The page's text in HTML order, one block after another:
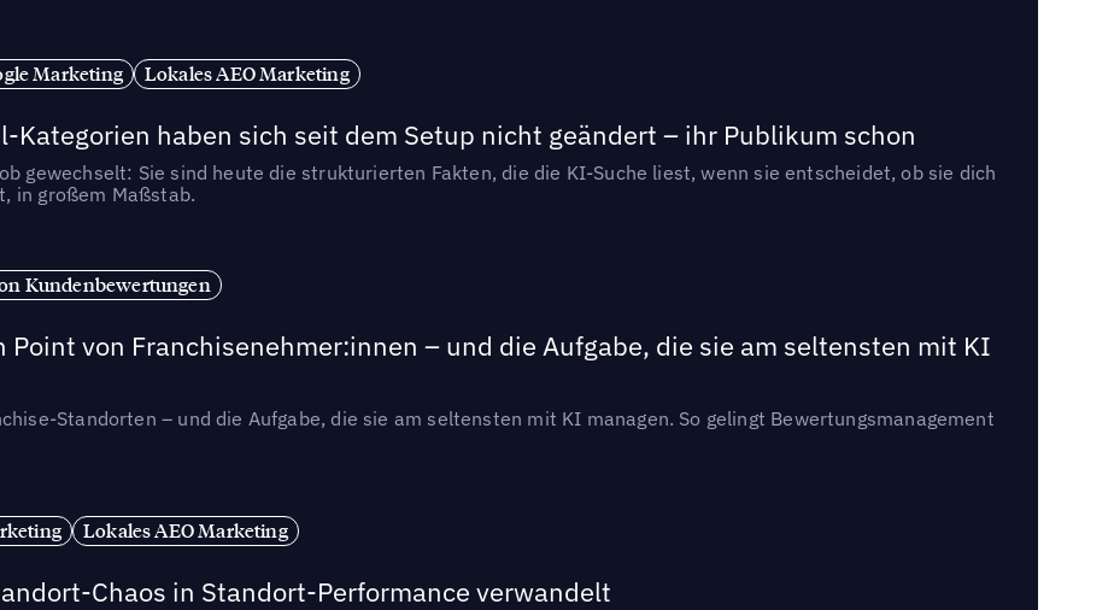
Marketing Lokales AEO Marketing
Kategorien haben sich seit dem Setup nicht geändert – ihr Publikum schon
gewechselt: Sie sind heute die strukturierten Fakten, die die KI-Suche liest, wenn sie entscheidet, ob sie dich
in großem Maßstab.
Kundenbewertungen
von Franchisenehmer:innen – und die Aufgabe, die sie am seltensten mit KI
Standorten – und die Aufgabe, die sie am seltensten mit KI managen. So gelingt Bewertungsmanagement
Lokales AEO Marketing
Chaos in Standort-Performance verwandelt